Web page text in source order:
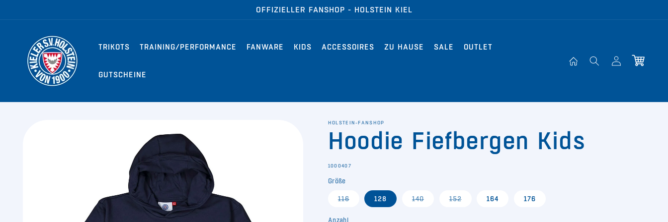
OFFIZIELLER FANSHOP - HOLSTEIN KIEL
TRIKOTS TRAINING/PERFORMANCE FANWARE KIDS ACCESSOIRES ZU HAUSE SALE OUTLET
GUTSCHEINE
EinloggenWarenkorb
HOLSTEIN-FANSHOP
Hoodie Fiefbergen Kids
SKU:
1000407
Größe
116Variante
ausverkauft
128 140Variante152Variante164 176
Anzahl